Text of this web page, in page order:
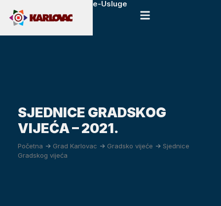
e-Usluge
SJEDNICE GRADSKOG
VIJEĆA – 2021.
Početna -> Grad Karlovac -> Gradsko vijeće -> Sjednice
Gradskog vijeća